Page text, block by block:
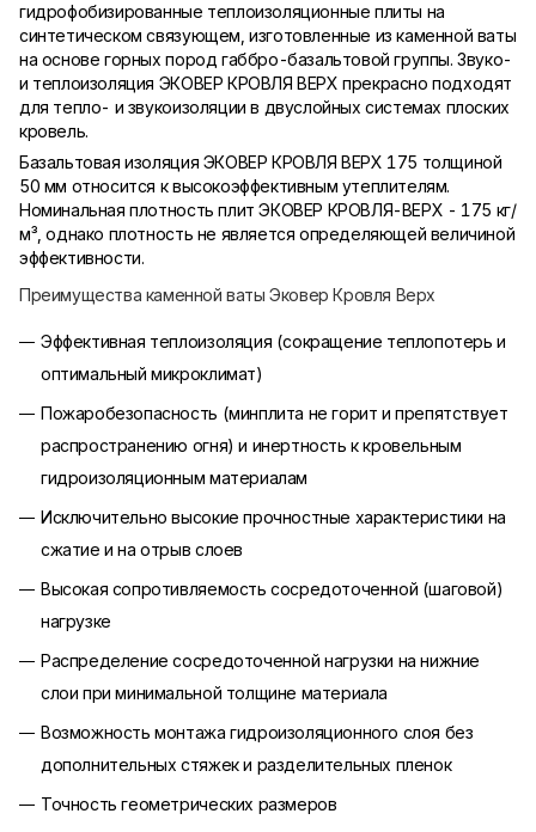
гидрофобизированные теплоизоляционные плиты на
синтетическом связующем, изготовленные из каменной ваты
на основе горных пород габбро-базальтовой группы. Звуко-
и теплоизоляция ЭКОВЕР КРОВЛЯ ВЕРХ прекрасно подходят
для тепло- и звукоизоляции в двуслойных системах плоских
кровель.
Базальтовая изоляция ЭКОВЕР КРОВЛЯ ВЕРХ 175 толщиной
50 мм относится к высокоэффективным утеплителям.
Номинальная плотность плит ЭКОВЕР КРОВЛЯ-ВЕРХ - 175 кг/
м³, однако плотность не является определяющей величиной
эффективности.
Преимущества каменной ваты Эковер Кровля Верх
Эффективная теплоизоляция (сокращение теплопотерь и
оптимальный микроклимат)
Пожаробезопасность (минплита не горит и препятствует
распространению огня) и инертность к кровельным
гидроизоляционным материалам
Исключительно высокие прочностные характеристики на
сжатие и на отрыв слоев
Высокая сопротивляемость сосредоточенной (шаговой)
нагрузке
Распределение сосредоточенной нагрузки на нижние
слои при минимальной толщине материала
Возможность монтажа гидроизоляционного слоя без
дополнительных стяжек и разделительных пленок
Точность геометрических размеров